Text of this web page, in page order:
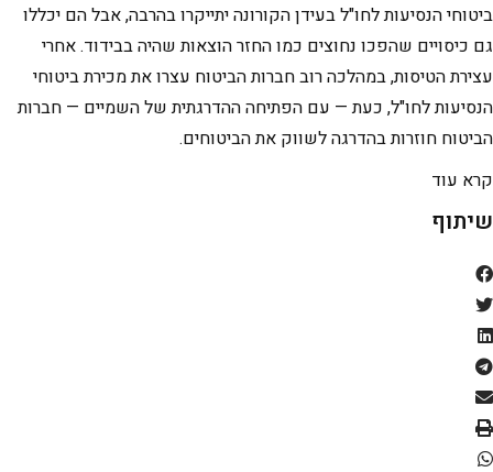
ביטוחי הנסיעות לחו"ל בעידן הקורונה יתייקרו בהרבה, אבל הם יכללו
גם כיסויים שהפכו נחוצים כמו החזר הוצאות שהיה בבידוד. אחרי
עצירת הטיסות, במהלכה רוב חברות הביטוח עצרו את מכירת ביטוחי
הנסיעות לחו"ל, כעת — עם הפתיחה ההדרגתית של השמיים — חברות
הביטוח חוזרות בהדרגה לשווק את הביטוחים.
קרא עוד
שיתוף